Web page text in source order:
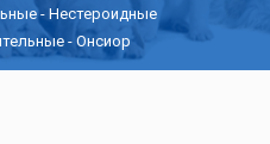
- Нестероидные
- Онсиор